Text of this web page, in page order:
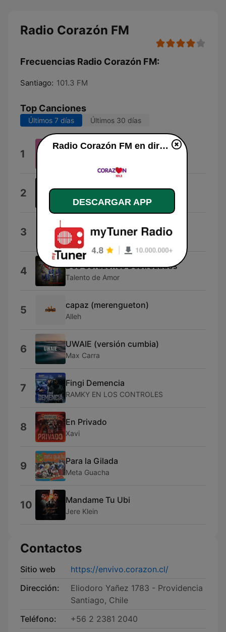
Radio Corazón FM
Frecuencias Radio Corazón FM:
Santiago: 101.3 FM
Top Canciones
Últimos 7 días Últimos 30 días
1 PONTE LOKITA
2 Aleluya
Reik
3 No Tiene Sentido
Planetario
4 Dos Corazones Destrozados
Talento de Amor
5 capaz (merengueton)
Alleh
6 UWAIE (versión cumbia)
Max Carra
7 Fingi Demencia
RAMKY EN LOS CONTROLES
8 En Privado
Xavi
9 Para la Gilada
Meta Guacha
10 Mandame Tu Ubi
Jere Klein
Contactos
Sitio web
https://envivo.corazon.cl/
Dirección:
Eliodoro Yañez 1783 - Providencia
Santiago, Chile
Teléfono:
+56 2 2381 2040
Radio Corazón FM en directo
DESCARGAR APP